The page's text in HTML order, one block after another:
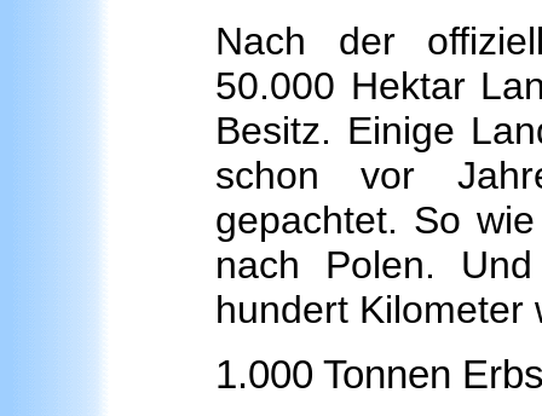
Nach der
50.000 Hektar
Besitz. Einige
schon vor
gepachtet. So
nach Polen.
hundert Kilometer
1.000 Tonnen